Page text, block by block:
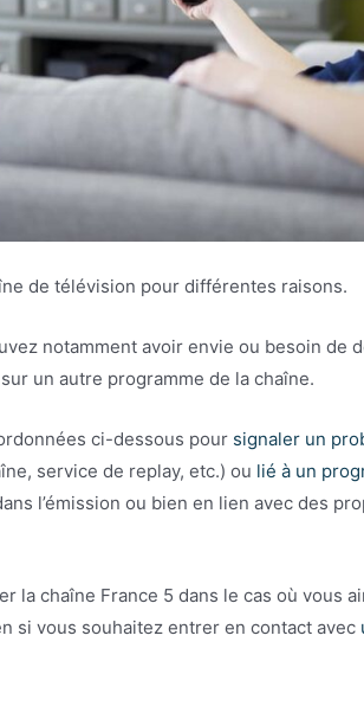
de télévision pour différentes raisons.
notamment avoir envie ou besoin de
un autre programme de la chaîne.
ci-dessous pour signaler un
service de replay, etc.) ou lié à un
l’émission ou bien en lien avec des
la chaîne France 5 dans le cas où vous
si vous souhaitez entrer en contact avec